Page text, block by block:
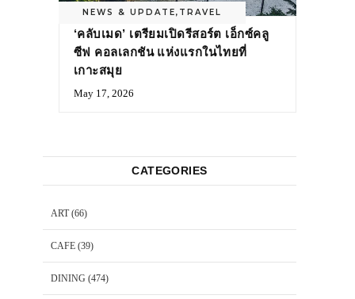
NEWS & UPDATE, TRAVEL
‘คลับเมด’ เตรียมเปิดรีสอร์ต เอ็กซ์คลู
ซีฟ คอลเลกชัน แห่งแรกในไทยที่
เกาะสมุย
May 17, 2026
CATEGORIES
ART(66)
CAFE (39)
DINING (474)